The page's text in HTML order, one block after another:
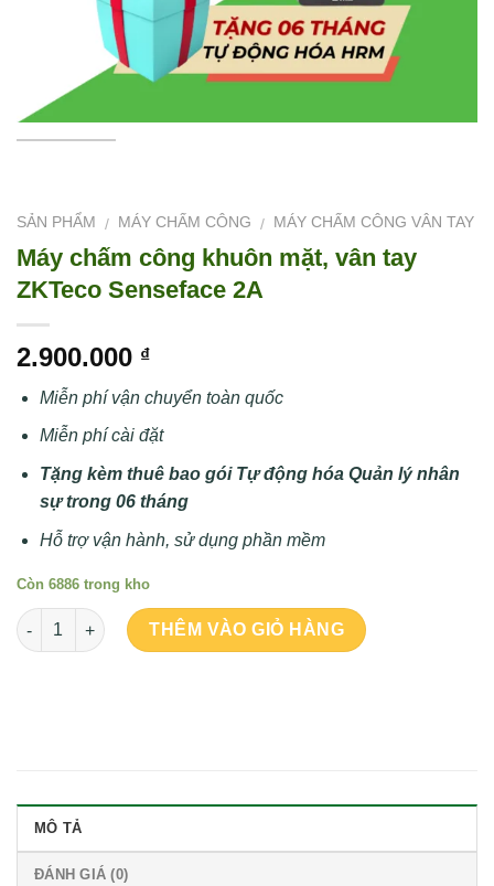
SẢN PHẨM / MÁY CHẤM CÔNG / MÁY CHẤM CÔNG VÂN TAY
Máy chấm công khuôn mặt, vân tay
ZKTeco Senseface 2A
2.900.000 ₫
Miễn phí vận chuyển toàn quốc
Miễn phí cài đặt
Tặng kèm thuê bao gói Tự động hóa Quản lý nhân
sự trong 06 tháng
Hỗ trợ vận hành, sử dụng phần mềm
Còn 6886 trong kho
Số lượng
THÊM VÀO GIỎ HÀNG
MÔ TẢ
ĐÁNH GIÁ (0)